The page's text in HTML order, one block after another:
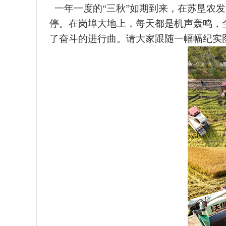
一年一度的“三秋”如期到来，在苏垦农
停。在岗埠大地上，每天都是机声轰鸣
了奋斗的进行曲。请大家跟随一幅幅纪